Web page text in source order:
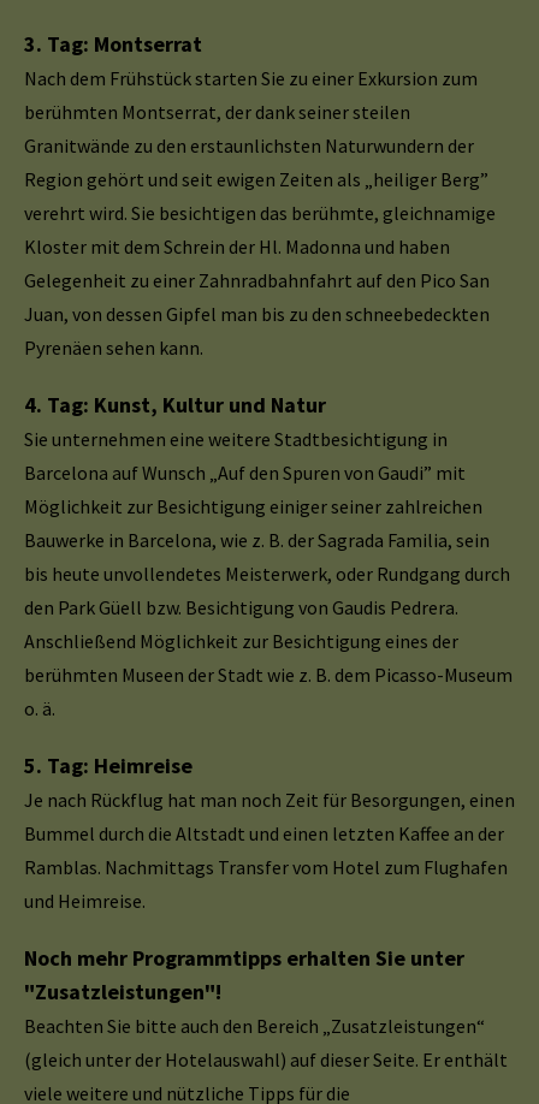
3. Tag: Montserrat
Nach dem Frühstück starten Sie zu einer Exkursion zum
berühmten Montserrat, der dank seiner steilen
Granitwände zu den erstaunlichsten Naturwundern der
Region gehört und seit ewigen Zeiten als „heiliger Berg”
verehrt wird. Sie besichtigen das berühmte, gleichnamige
Kloster mit dem Schrein der Hl. Madonna und haben
Gelegenheit zu einer Zahnradbahnfahrt auf den Pico San
Juan, von dessen Gipfel man bis zu den schneebedeckten
Pyrenäen sehen kann.
4. Tag: Kunst, Kultur und Natur
Sie unternehmen eine weitere Stadtbesichtigung in
Barcelona auf Wunsch „Auf den Spuren von Gaudi” mit
Möglichkeit zur Besichtigung einiger seiner zahlreichen
Bauwerke in Barcelona, wie z. B. der Sagrada Familia, sein
bis heute unvollendetes Meisterwerk, oder Rundgang durch
den Park Güell bzw. Besichtigung von Gaudis Pedrera.
Anschließend Möglichkeit zur Besichtigung eines der
berühmten Museen der Stadt wie z. B. dem Picasso-Museum
o. ä.
5. Tag: Heimreise
Je nach Rückflug hat man noch Zeit für Besorgungen, einen
Bummel durch die Altstadt und einen letzten Kaffee an der
Ramblas. Nachmittags Transfer vom Hotel zum Flughafen
und Heimreise.
Noch mehr Programmtipps erhalten Sie unter
"Zusatzleistungen"!
Beachten Sie bitte auch den Bereich „Zusatzleistungen“
(gleich unter der Hotelauswahl) auf dieser Seite. Er enthält
viele weitere und nützliche Tipps für die